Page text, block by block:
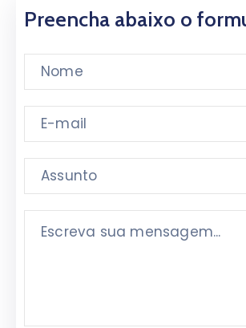
Preencha abaixo o